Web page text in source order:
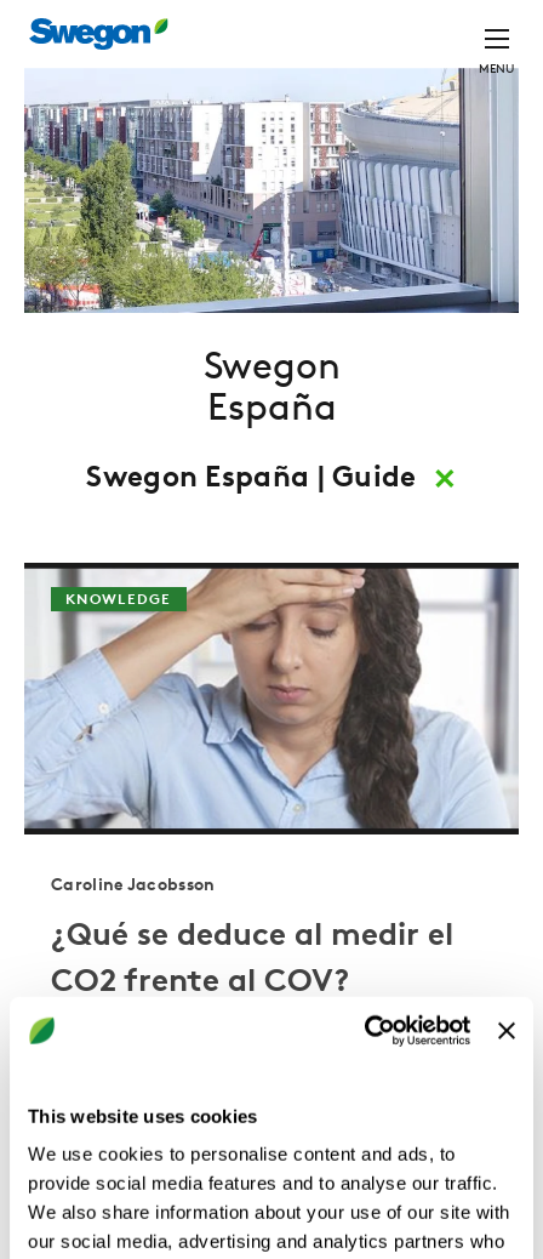
This website uses cookies
We use cookies to personalise content and ads, to
provide social media features and to analyse our traffic.
We also share information about your use of our site with
our social media, advertising and analytics partners who
MENU
Swegon
España
Swegon España | Guide ×
KNOWLEDGE
Caroline Jacobsson
¿Qué se deduce al medir el
CO2 frente al COV?
A menudo se oye decir que "falta aire
ventilación para mantener un clima interior
a los seres humanos nos afecta más a
menudo, en lo que respecta al clima
interior, la temperatura …